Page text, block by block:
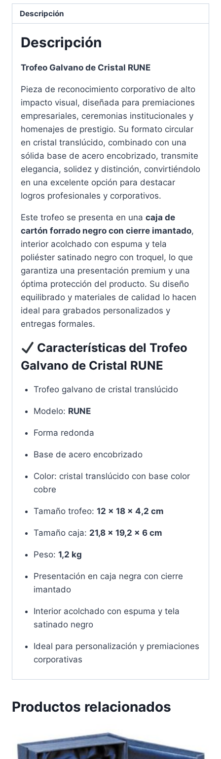
Descripción
Descripción
Trofeo Galvano de Cristal RUNE
Pieza de reconocimiento corporativo de alto
impacto visual, diseñada para premiaciones
empresariales, ceremonias institucionales y
homenajes de prestigio. Su formato circular
en cristal translúcido, combinado con una
sólida base de acero encobrizado, transmite
elegancia, solidez y distinción, convirtiéndolo
en una excelente opción para destacar
logros profesionales y corporativos.
Este trofeo se presenta en una caja de
cartón forrado negro con cierre imantado,
interior acolchado con espuma y tela
poliéster satinado negro con troquel, lo que
garantiza una presentación premium y una
óptima protección del producto. Su diseño
equilibrado y materiales de calidad lo hacen
ideal para grabados personalizados y
entregas formales.
Características delTrofeo
Galvano de Cristal RUNE
Trofeo galvano de cristal translúcido
Modelo: RUNE
Forma redonda
Base de acero encobrizado
Color: cristal translúcido con base color
cobre
Tamaño trofeo: 12 x 18 x 4,2 cm
Tamaño caja: 21,8 x 19,2 x 6 cm
Peso: 1,2 kg
Presentación en caja negra con cierre
imantado
Interior acolchado con espuma y tela
satinado negro
Ideal para personalización y premiaciones
corporativas
Productos relacionados